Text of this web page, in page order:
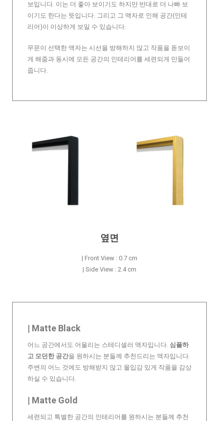
보입니다. 이는 더 좋아 보이기도 하지만 반대로 더 나빠 보
이기도 한다는 뜻입니다. 그리고 그 액자로 인해 공간(인테
리어)이 이상하게 보일 수 있습니다.
무문이 선택한 액자는 시선을 방해하지 않고 작품을 돋보이
게 해줌과 동시에 모든 공간의 인테리어를 세련되게 만들어
줍니다.
옆면
| Front View : 0.7 cm
| Side View : 2.4 cm
| Matte Black
어느 공간에서도 어울리는 스테디셀러 액자입니다. 심플하
고 모던한 공간을 원하시는 분들께 추천드리는 액자입니다.
주변의 어느 것에도 방해받지 않고 몰입감 있게 작품을 감상
하실 수 있습니다.
| Matte Gold
세련되고 특별한 공간의 인테리어를 원하시는 분들께 추천